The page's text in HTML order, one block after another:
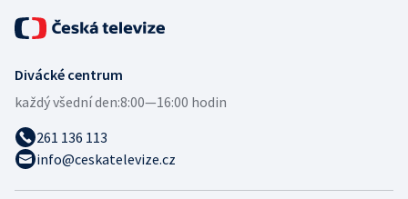
Divácké centrum
každý všední den:8:00—16:00 hodin
261 136 113
info@ceskatelevize.cz